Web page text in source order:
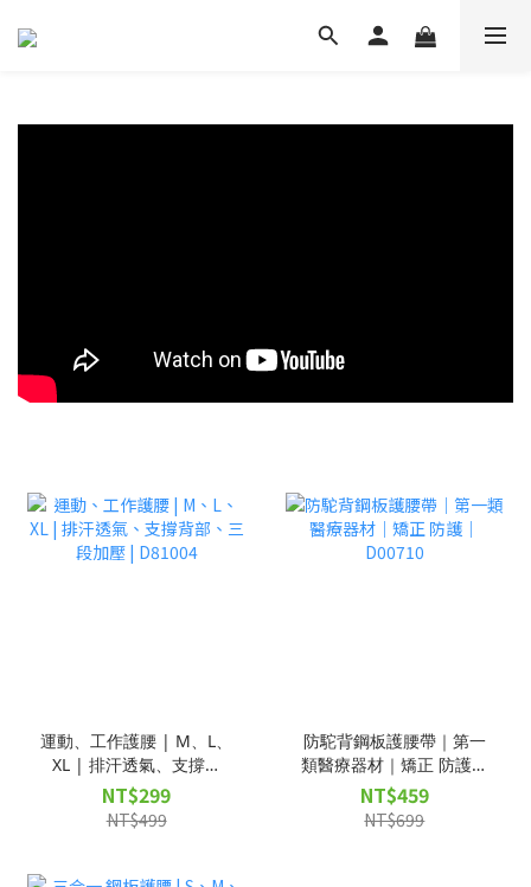
運動、工作護腰 | M、L、
XL | 排汗透氣、支撐背
部、三段加壓 | D81004
NT$299
NT$499
防駝背鋼板護腰帶｜第一
類醫療器材｜矯正 防護｜
D00710
NT$459
NT$699